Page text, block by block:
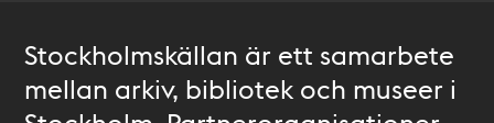
Stockholmskällan är ett samarbete
mellan arkiv, bibliotek och museer i